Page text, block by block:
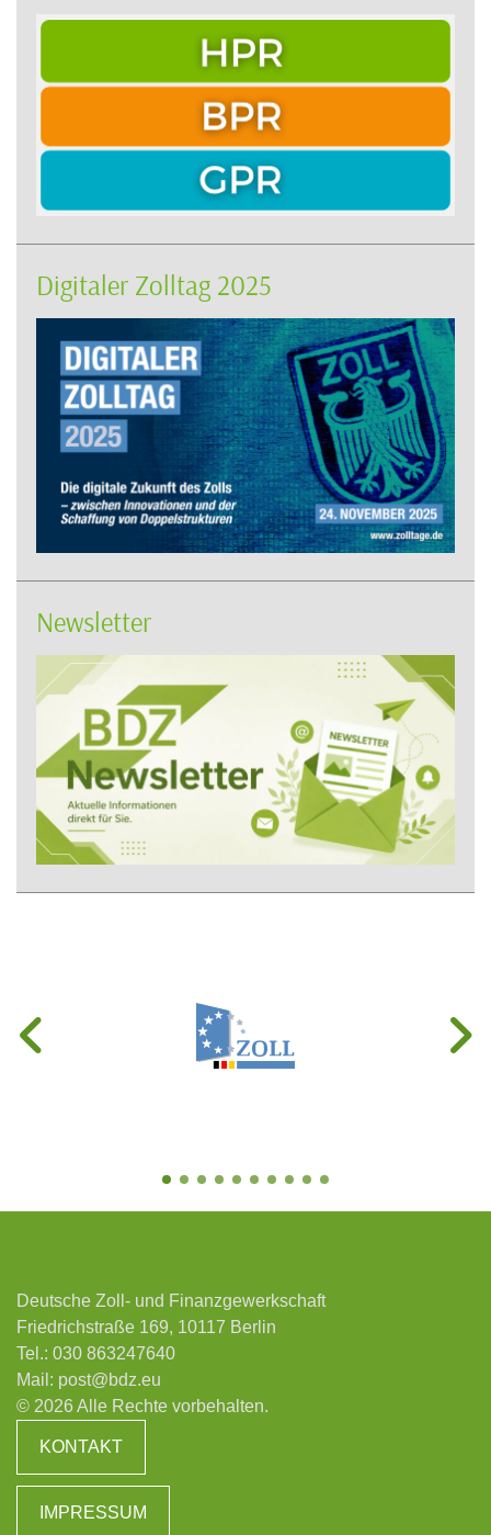
Digitaler Zolltag 2025
Newsletter
Deutsche Zoll- und Finanzgewerkschaft
Friedrichstraße 169, 10117 Berlin
Tel.: 030 863247640
Mail: post@bdz.eu
© 2026 Alle Rechte vorbehalten.
KONTAKT
IMPRESSUM